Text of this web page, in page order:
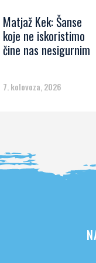
Matjaž Kek: Šanse
koje ne iskoristimo
čine nas nesigurnim
7. kolovoza, 2026